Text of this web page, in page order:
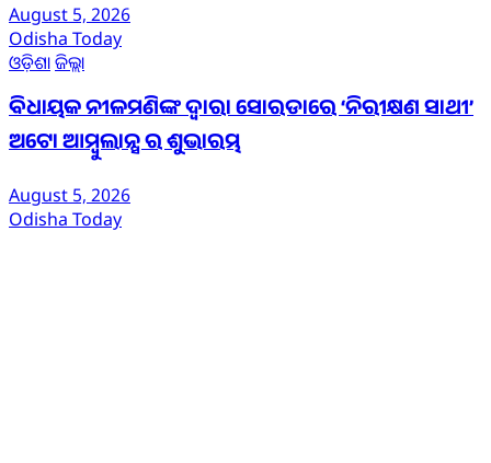
August 5, 2026
Odisha Today
ଓଡ଼ିଶାଜିଲ୍ଲା
ବିଧାୟକ ନୀଳମଣିଙ୍କ ଦ୍ବାରା ସୋରଡାରେ ‘ନିରୀକ୍ଷଣ ସାଥୀ’
ଅଟୋ ଆମ୍ବୁଲାନ୍ସ ର ଶୁଭାରମ୍ଭ
August 5, 2026
Odisha Today